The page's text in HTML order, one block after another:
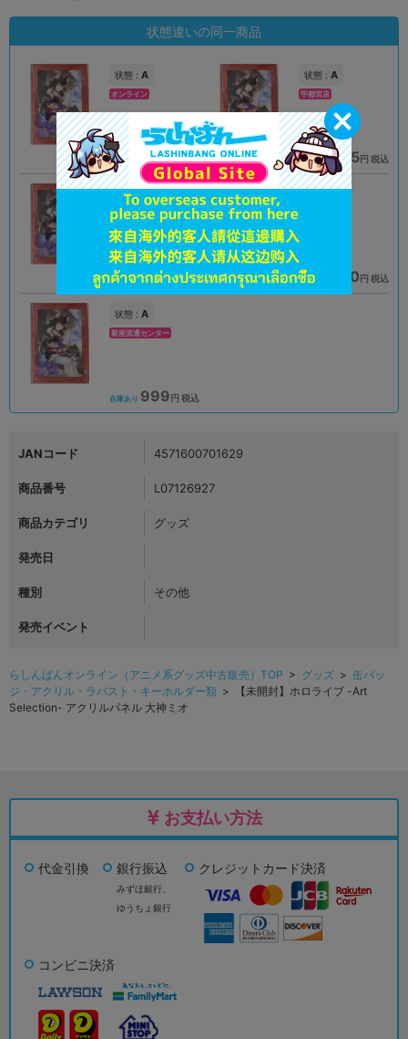
状態違いの同一商品
状態 : A
オンライン
品切状態 1,290円 税込
状態 : A
宇都宮店
在庫あり 2,085円 税込
状態 :
大阪梅田店
在庫あり 1,390円 税込 在庫あり 1,290円 税込
状態 : A
新座流通センター
在庫あり 999円 税込
JANコード 4571600701629
商品番号 L07126927
商品カテゴリ グッズ
発売日
種別 その他
発売イベント
らしんばんオンライン（アニメ系グッズ中古販売）TOP > グッズ > 缶バッ
ジ・アクリル・ラバスト・キーホルダー類 > 【未開封】ホロライブ -Art
Selection- アクリルパネル 大神ミオ
お支払い方法
代金引換 銀行振込
みずほ銀行、
ゆうちょ銀行
クレジットカード決済
コンビニ決済